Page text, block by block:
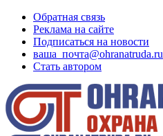
Обратная связь
Реклама на сайте
Подписаться на новости
ваша_почта@ohranatruda.ru
Стать автором